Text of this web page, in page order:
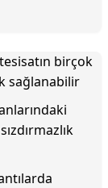
birçok
sağlanabilir